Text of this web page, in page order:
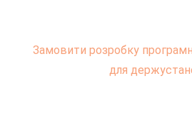
Замовити розробку
для